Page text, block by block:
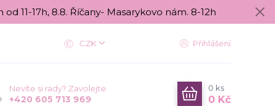
11-17h, 8.8. Říčany- Masarykovo nám. 8-12h
CZK Přihlášení
Nevíte si rady? Zavolejte.
+420 605 713 969
0 ks
0 Kč